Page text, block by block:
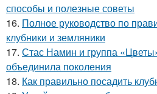
способы и полезные советы
16. Полное руководство по
клубники и земляники
17. Стас Намин и группа
объединила поколения
18. Как правильно посадить